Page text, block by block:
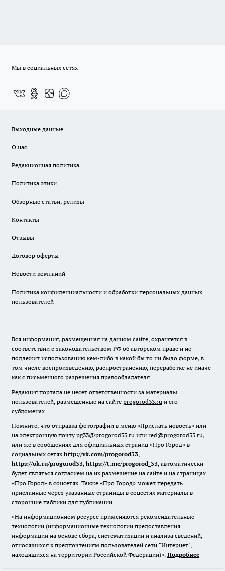
Мы в социальных сетях
Выходные данные
О нас
Редакционная политика
Политика этики
Обзорные статьи, релизы
Контакты
Отзывы
Договор оферты
Новости компаний
Политика конфиденциальности и обработки персональных данных
пользователей
Вся информация, размещенная на данном сайте, охраняется в
соответствии с законодательством РФ об авторском праве и не
подлежит использованию кем-либо в какой бы то ни было форме, в
том числе воспроизведению, распространению, переработке не иначе
как с письменного разрешения правообладателя.
Редакция портала не несет ответственности за материалы
пользователей, размещенные на сайте progorod33.ru и его
субдоменах.
Помните, что отправка фотографии в меню «Прислать новость» или
на электронную почту pg33@progorod33.ru или red@progorod33.ru,
или же в сообщениях для официальных страниц «Про Город» в
социальных сетях http://vk.com/progorod33,
https://ok.ru/progorod33, https://t.me/progorod_33, автоматически
будет являться согласием на их размещение на сайте и на страницах
«Про Город» в соцсетях. Также «Про Город» может передать
присланные через указанные страницы в соцсетях материалы в
сторонние паблики для публикации.
«На информационном ресурсе применяются рекомендательные
технологии (информационные технологии предоставления
информации на основе сбора, систематизации и анализа сведений,
относящихся к предпочтениям пользователей сети "Интернет",
находящихся на территории Российской Федерации)». Подробнее